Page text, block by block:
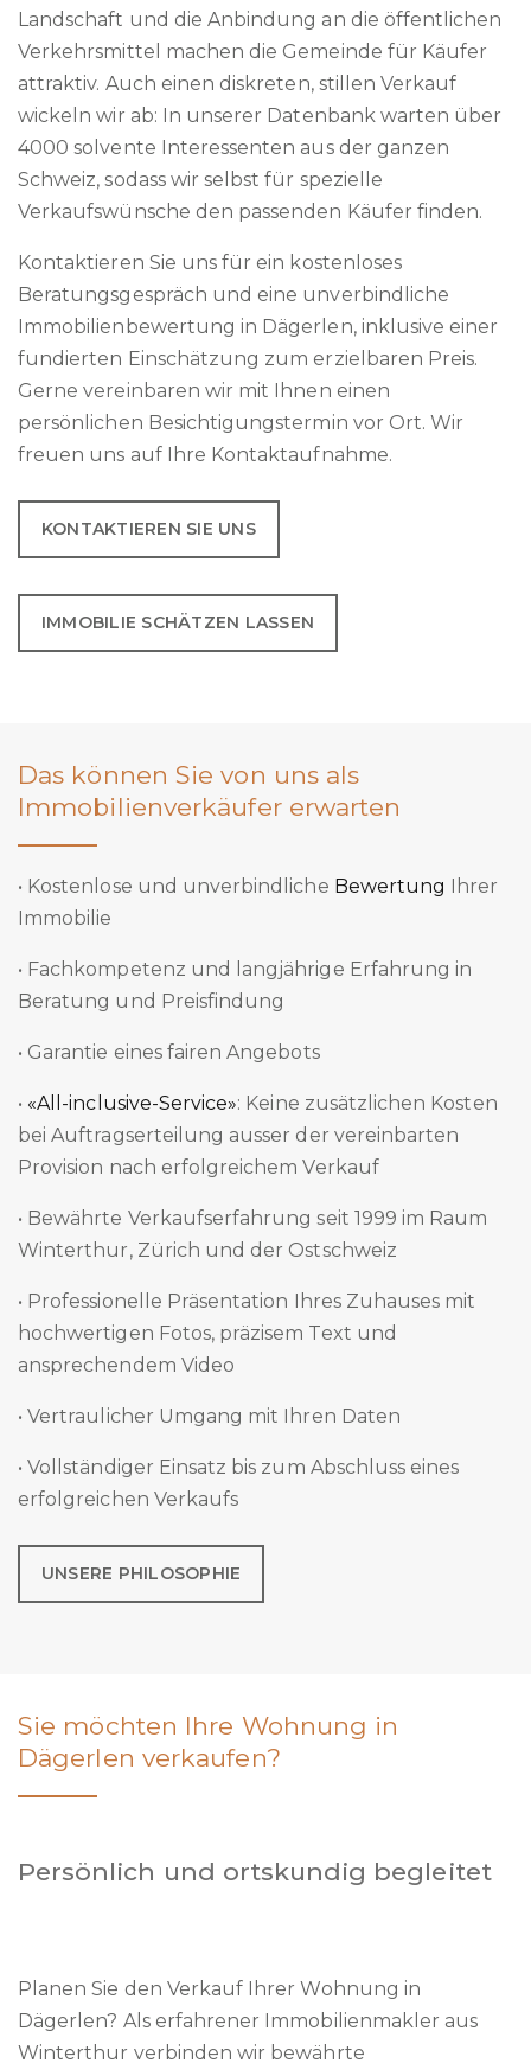
Landschaft und die Anbindung an die öffentlichen
Verkehrsmittel machen die Gemeinde für Käufer
attraktiv. Auch einen diskreten, stillen Verkauf
wickeln wir ab: In unserer Datenbank warten über
4000 solvente Interessenten aus der ganzen
Schweiz, sodass wir selbst für spezielle
Verkaufswünsche den passenden Käufer finden.
Kontaktieren Sie uns für ein kostenloses
Beratungsgespräch und eine unverbindliche
Immobilienbewertung in Dägerlen, inklusive einer
fundierten Einschätzung zum erzielbaren Preis.
Gerne vereinbaren wir mit Ihnen einen
persönlichen Besichtigungstermin vor Ort. Wir
freuen uns auf Ihre Kontaktaufnahme.
KONTAKTIEREN SIE UNS
IMMOBILIE SCHÄTZEN LASSEN
Das können Sie von uns als
Immobilienverkäufer erwarten
• Kostenlose und unverbindliche Bewertung Ihrer
Immobilie
• Fachkompetenz und langjährige Erfahrung in
Beratung und Preisfindung
• Garantie eines fairen Angebots
• «All-inclusive-Service»: Keine zusätzlichen Kosten
bei Auftragserteilung ausser der vereinbarten
Provision nach erfolgreichem Verkauf
• Bewährte Verkaufserfahrung seit 1999 im Raum
Winterthur, Zürich und der Ostschweiz
• Professionelle Präsentation Ihres Zuhauses mit
hochwertigen Fotos, präzisem Text und
ansprechendem Video
• Vertraulicher Umgang mit Ihren Daten
• Vollständiger Einsatz bis zum Abschluss eines
erfolgreichen Verkaufs
UNSERE PHILOSOPHIE
Sie möchten Ihre Wohnung in
Dägerlen verkaufen?
Persönlich und ortskundig begleitet
Planen Sie den Verkauf Ihrer Wohnung in
Dägerlen? Als erfahrener Immobilienmakler aus
Winterthur verbinden wir bewährte